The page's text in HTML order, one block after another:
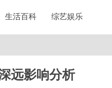
生活百科 综艺娱乐
远影响分析